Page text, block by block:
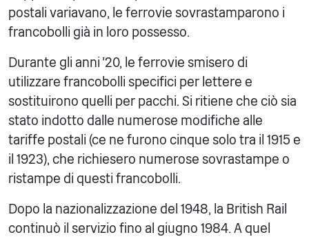
postali variavano, le ferrovie sovrastamparono i
francobolli già in loro possesso.
Durante gli anni '20, le ferrovie smisero di
utilizzare francobolli specifici per lettere e
sostituirono quelli per pacchi. Si ritiene che ciò sia
stato indotto dalle numerose modifiche alle
tariffe postali (ce ne furono cinque solo tra il 1915 e
il 1923), che richiesero numerose sovrastampe o
ristampe di questi francobolli.
Dopo la nazionalizzazione del 1948, la British Rail
continuò il servizio fino al giugno 1984. A quel